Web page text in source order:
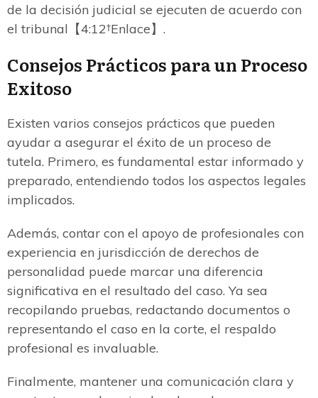
de la decisión judicial se ejecuten de acuerdo con
el tribunal【4:12†Enlace】.
Consejos Prácticos para un Proceso
Exitoso
Existen varios consejos prácticos que pueden
ayudar a asegurar el éxito de un proceso de
tutela. Primero, es fundamental estar informado y
preparado, entendiendo todos los aspectos legales
implicados.
Además, contar con el apoyo de profesionales con
experiencia en jurisdicción de derechos de
personalidad puede marcar una diferencia
significativa en el resultado del caso. Ya sea
recopilando pruebas, redactando documentos o
representando el caso en la corte, el respaldo
profesional es invaluable.
Finalmente, mantener una comunicación clara y